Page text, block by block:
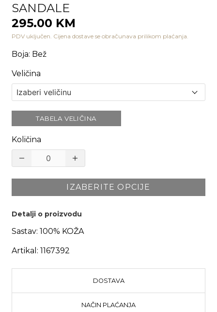
SANDALE
295.00 KM
PDV uključen. Cijena dostave se obračunava prilikom plaćanja.
Boja: Bež
Veličina
TABELA VELIČINA
Količina
IZABERITE OPCIJE
Detalji o proizvodu
Sastav: 100% KOŽA
Artikal: 1167392
DOSTAVA
NAČIN PLAĆANJA